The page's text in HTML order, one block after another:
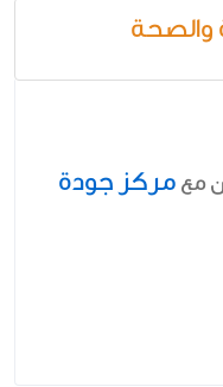
والصحة
مع مركز جودة